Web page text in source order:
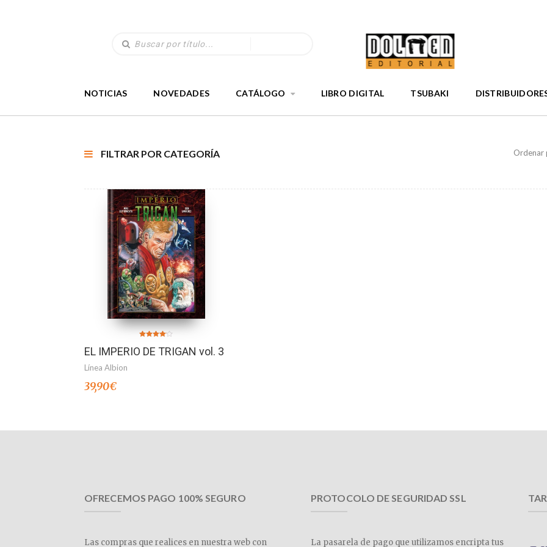
NOTICIAS NOVEDADES CATÁLOGO LIBRO DIGITAL TSUBAKI
FILTRAR POR CATEGORÍA Ordenar
en
4.00
EL IMPERIO DE TRIGAN vol. 3
Línea Albion
39,90€
OFRECEMOS PAGO 100% SEGURO
Las compras que realices en nuestra web con
PROTOCOLO DE SEGURIDAD SSL
La pasarela de pago que utilizamos encripta tus